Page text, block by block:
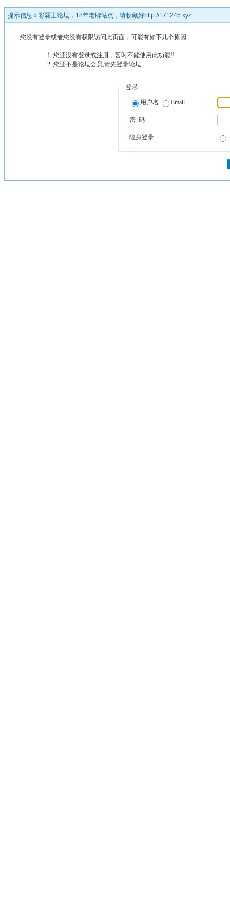
提示信息 » 彩霸王论坛，18年老牌站点，请收藏好http://171245.xyz
您没有登录或者您没有权限访问此页面，可能有如下几个原因:
您还没有登录或注册，暂时不能使用此功能!!
您还不是论坛会员,请先登录论坛
登录
用户名 Email
密 码
隐身登录